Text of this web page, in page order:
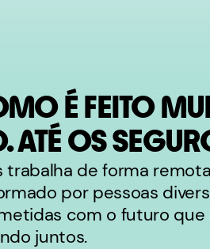
É FEITO
ATÉ OS
trabalha de forma
por pessoas
com o futuro que
juntos.